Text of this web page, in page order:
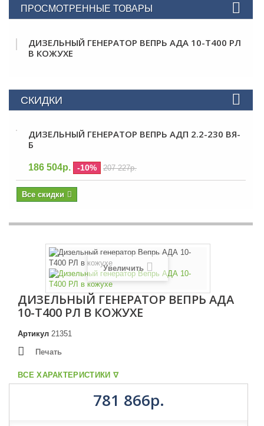
ПРОСМОТРЕННЫЕ ТОВАРЫ
ДИЗЕЛЬНЫЙ ГЕНЕРАТОР ВЕПРЬ АДА 10-Т400 РЛ
В КОЖУХЕ
СКИДКИ
ДИЗЕЛЬНЫЙ ГЕНЕРАТОР ВЕПРЬ АДП 2.2-230 ВЯ-
Б
186 504р. -10% 207 227р.
Все скидки
Увеличить
ДИЗЕЛЬНЫЙ ГЕНЕРАТОР ВЕПРЬ АДА
10-Т400 РЛ В КОЖУХЕ
Артикул 21351
Печать
ВСЕ ХАРАКТЕРИСТИКИ ᐁ
781 866р.